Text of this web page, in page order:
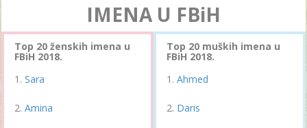
IMENA U FBiH
Top 20 ženskih imena u
FBiH 2018.
Sara
Amina
Top 20 muških imena u
FBiH 2018.
Ahmed
Daris